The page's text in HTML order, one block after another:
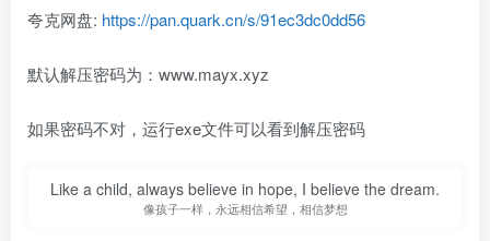
夸克网盘: https://pan.quark.cn/s/91ec3dc0dd56
默认解压密码为：www.mayx.xyz
如果密码不对，运行exe文件可以看到解压密码
Like a child, always believe in hope, I believe the dream.
像孩子一样，永远相信希望，相信梦想